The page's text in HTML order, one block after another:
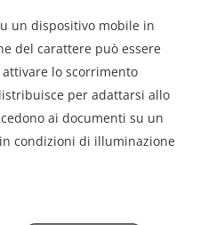
un dispositivo mobile in
del carattere può essere
lo scorrimento
per adattarsi allo
ai documenti su un
condizioni di illuminazione